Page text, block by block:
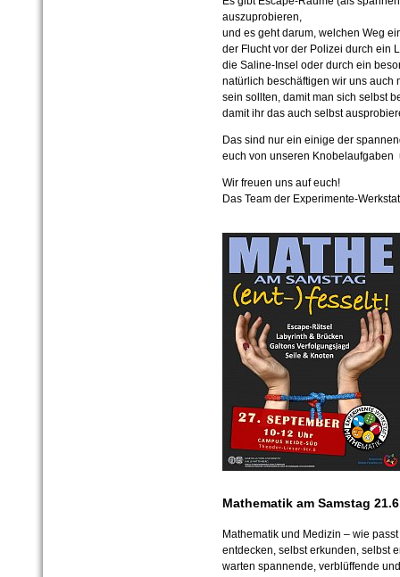
auszuprobieren,
und es geht darum, welchen Weg
der Flucht vor der Polizei durch ein
die Saline-Insel oder durch ein
natürlich beschäftigen wir uns auch
sein sollten, damit man sich selbst
damit ihr das auch selbst
Das sind nur ein einige der
euch von unseren
Wir freuen uns auf euch!
Das Team der Experimente-
Mathematik am Samstag
Mathematik und Medizin – wie
entdecken, selbst erkunden, selbst
warten spannende, verblüffende